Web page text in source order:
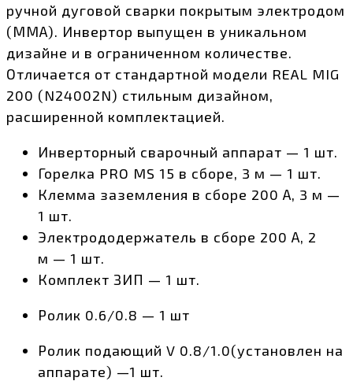
ручной дуговой сварки покрытым электродом
(ММА). Инвертор выпущен в уникальном
дизайне и в ограниченном количестве.
Отличается от стандартной модели REAL MIG
200 (N24002N) стильным дизайном,
расширенной комплектацией.
Инверторный сварочный аппарат — 1 шт.
Горелка PRO MS 15 в сборе, 3 м — 1 шт.
Клемма заземления в сборе 200 А, 3 м —
1 шт.
Электрододержатель в сборе 200 А, 2
м — 1 шт.
Комплект ЗИП — 1 шт.
Ролик 0.6/0.8 — 1 шт
Ролик подающий V 0.8/1.0(установлен на
аппарате) —1 шт.